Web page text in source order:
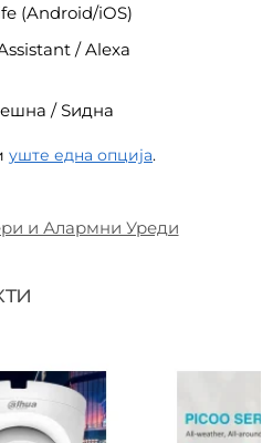
(Android/iOS)
/ Alexa
/ Ѕидна
уште една опција.
и Алармни Уреди